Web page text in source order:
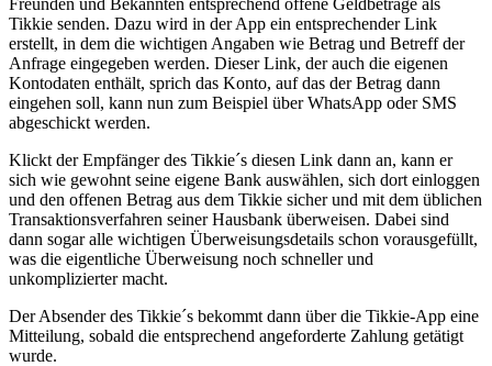
Tikkie senden. Dazu wird in der App ein entsprechender Link
erstellt, in dem die wichtigen Angaben wie Betrag und Betreff der
Anfrage eingegeben werden. Dieser Link, der auch die eigenen
Kontodaten enthält, sprich das Konto, auf das der Betrag dann
eingehen soll, kann nun zum Beispiel über WhatsApp oder SMS
abgeschickt werden.
Klickt der Empfänger des Tikkie´s diesen Link dann an, kann er
sich wie gewohnt seine eigene Bank auswählen, sich dort einloggen
und den offenen Betrag aus dem Tikkie sicher und mit dem üblichen
Transaktionsverfahren seiner Hausbank überweisen. Dabei sind
dann sogar alle wichtigen Überweisungsdetails schon vorausgefüllt,
was die eigentliche Überweisung noch schneller und
unkomplizierter macht.
Der Absender des Tikkie´s bekommt dann über die Tikkie-App eine
Mitteilung, sobald die entsprechend angeforderte Zahlung getätigt
wurde.